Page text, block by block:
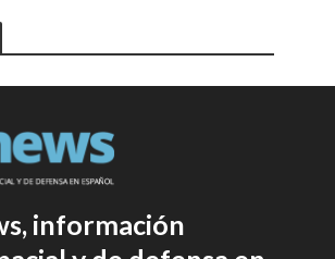
información